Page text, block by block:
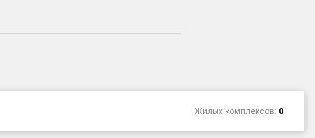
Жилых комплексов: 0